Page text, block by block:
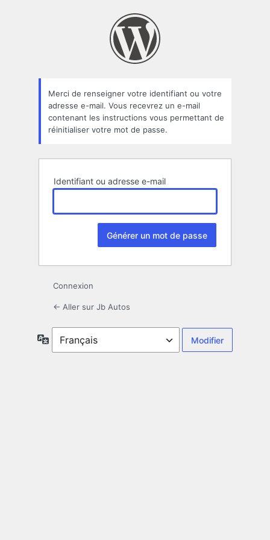
oublié
Merci de renseigner votre identifiant ou votre
adresse e-mail. Vous recevrez un e-mail
contenant les instructions vous permettant de
réinitialiser votre mot de passe.
Identifiant ou adresse e-mail
Connexion
← Aller sur Jb Autos
Langue